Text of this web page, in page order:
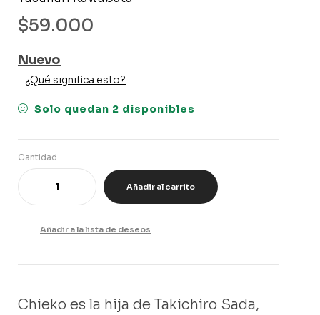
$59.000
Nuevo
¿Qué significa esto?
Solo quedan 2 disponibles
Cantidad
Añadir al carrito
Añadir a la lista de deseos
Chieko es la hija de Takichiro Sada,